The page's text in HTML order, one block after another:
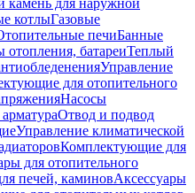
камень для наружной
котлыГазовые
печиБанные
отопления, батареиТеплый
Управление
для отопительного
Насосы
Отвод и подвод
Управление климатической
Комплектующие для
для отопительного
печей, каминовАксессуары